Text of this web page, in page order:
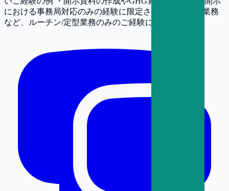
における事務局対応のみの経験に限定される方 ・保証業務
など、ルーチン/定型業務のみのご経験に限られる方